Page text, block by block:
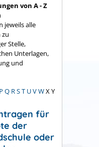
von A - Z
jeweils alle
Stelle,
Unterlagen,
und
P Q RST UVWX Y
für
der
oder